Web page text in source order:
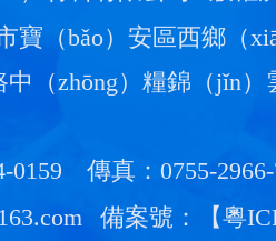
寶（bǎo）安區西鄉（
中（zhōng）糧錦（jǐn
0159
傳真：0755-
備案號：【粵